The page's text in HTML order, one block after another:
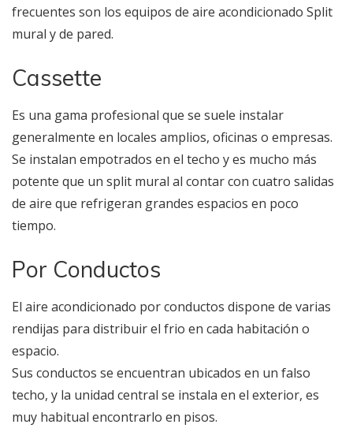
frecuentes son los equipos de aire acondicionado Split
mural y de pared.
Cassette
Es una gama profesional que se suele instalar
generalmente en locales amplios, oficinas o empresas.
Se instalan empotrados en el techo y es mucho más
potente que un split mural al contar con cuatro salidas
de aire que refrigeran grandes espacios en poco
tiempo.
Por Conductos
El aire acondicionado por conductos dispone de varias
rendijas para distribuir el frio en cada habitación o
espacio.
Sus conductos se encuentran ubicados en un falso
techo, y la unidad central se instala en el exterior, es
muy habitual encontrarlo en pisos.